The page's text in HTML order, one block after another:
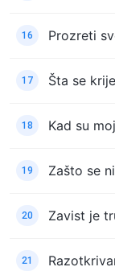
16 Prozreti
17 Šta se
18 Kad su
19 Zašto se
20 Zavist je
21